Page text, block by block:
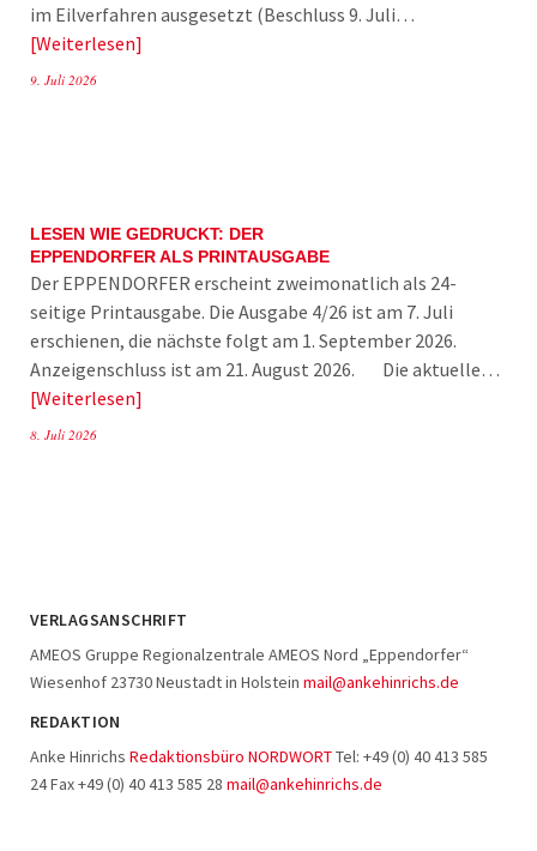
im Eilverfahren ausgesetzt (Beschluss 9. Juli…
Weiterlesen
9. Juli 2026
LESEN WIE GEDRUCKT: DER
EPPENDORFER ALS PRINTAUSGABE
Der EPPENDORFER erscheint zweimonatlich als 24-
seitige Printausgabe. Die Ausgabe 4/26 ist am 7. Juli
erschienen, die nächste folgt am 1. September 2026.
Anzeigenschluss ist am 21. August 2026. Die aktuelle…
Weiterlesen
8. Juli 2026
VERLAGSANSCHRIFT
AMEOS Gruppe Regionalzentrale AMEOS Nord „Eppendorfer“
Wiesenhof 23730 Neustadt in Holstein mail@ankehinrichs.de
REDAKTION
Anke Hinrichs Redaktionsbüro NORDWORTTel: +49 (0) 40 413 585
24 Fax +49 (0) 40 413 585 28 mail@ankehinrichs.de